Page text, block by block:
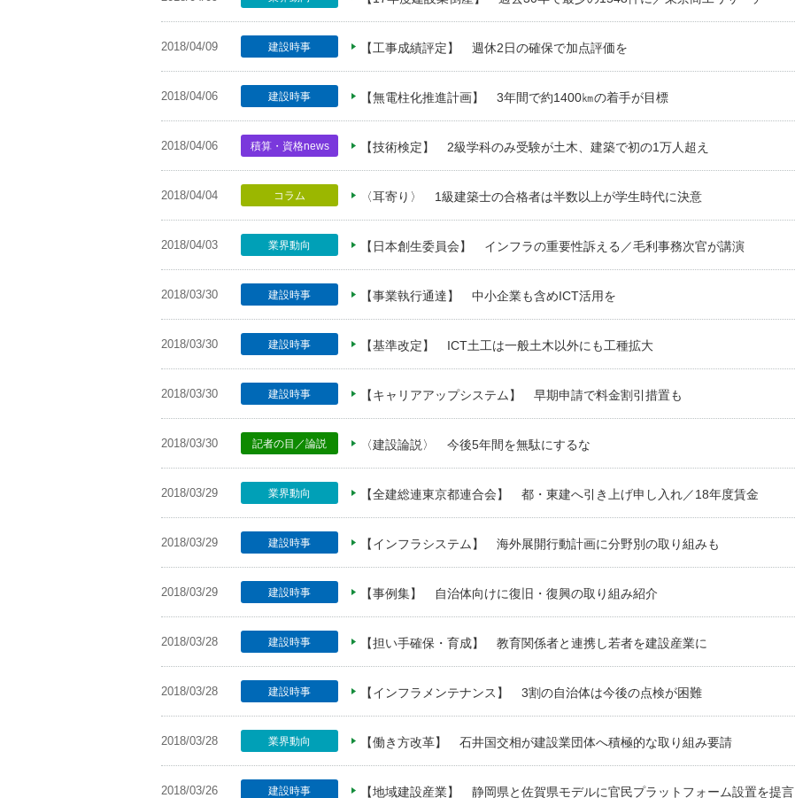
建設時事
2018/04/09 【工事成績評定】 週休2日の確保で加点評価を
建設時事
2018/04/06 【無電柱化推進計画】 3年間で約1400㎞の着手が目標
積算・資格news
2018/04/06 【技術検定】 2級学科のみ受験が土木、建築で初の1万人超え
コラム
2018/04/04 〈耳寄り〉 1級建築士の合格者は半数以上が学生時代に決意
業界動向
2018/04/03 【日本創生委員会】 インフラの重要性訴える／毛利事務次官が講演
建設時事
2018/03/30 【事業執行通達】 中小企業も含めICT活用を
建設時事
2018/03/30 【基準改定】 ICT土工は一般土木以外にも工種拡大
建設時事
2018/03/30 【キャリアアップシステム】 早期申請で料金割引措置も
記者の目／論説
2018/03/30 〈建設論説〉 今後5年間を無駄にするな
業界動向
2018/03/29 【全建総連東京都連合会】 都・東建へ引き上げ申し入れ／18年度賃金
建設時事
2018/03/29 【インフラシステム】 海外展開行動計画に分野別の取り組みも
建設時事
2018/03/29 【事例集】 自治体向けに復旧・復興の取り組み紹介
建設時事
2018/03/28 【担い手確保・育成】 教育関係者と連携し若者を建設産業に
建設時事
2018/03/28 【インフラメンテナンス】 3割の自治体は今後の点検が困難
業界動向
2018/03/28 【働き方改革】 石井国交相が建設業団体へ積極的な取り組み要請
建設時事
2018/03/26 【地域建設産業】 静岡県と佐賀県モデルに官民プラットフォーム設置を提言